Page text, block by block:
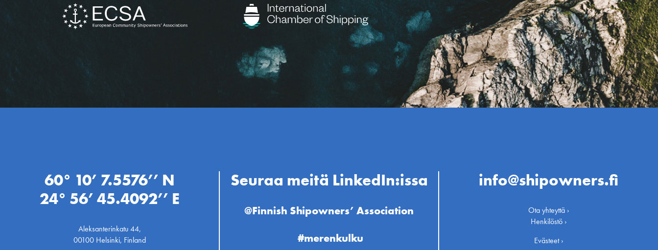
60° 10’ 7.5576’’ N
24° 56’ 45.4092’’ E
Aleksanterinkatu 44,
00100 Helsinki, Finland
Seuraa meitä LinkedIn:issa
@Finnish Shipowners’ Association
#merenkulku
info@shipowners.fi
Ota yhteyttä ›
Henkilöstö ›
Evästeet ›